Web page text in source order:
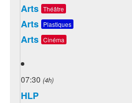
Arts Théâtre
Arts Plastiques
Arts Cinéma
07:30 (4h)
HLP